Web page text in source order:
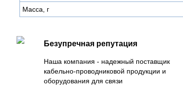
Масса, г
Безупречная репутация
Наша компания - надежный поставщик
кабельно-проводниковой продукции и
оборудования для связи